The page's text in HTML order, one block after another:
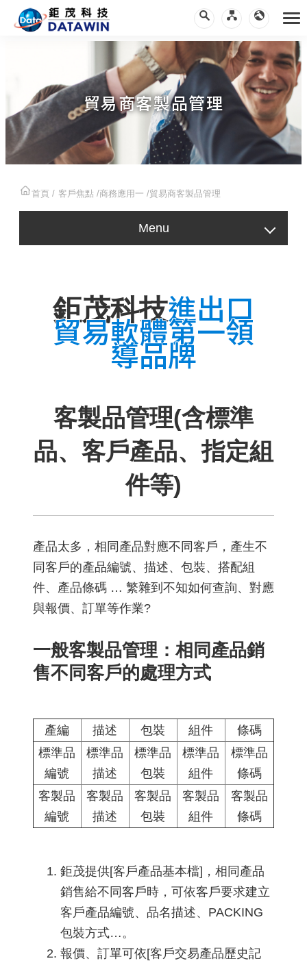
貿易商客製品管理
首頁 客戶焦點 商務應用一 貿易商客製品管理
Menu
鉅茂科技進出口
貿易軟體第一領
導品牌
客製品管理(含標準
品、客戶產品、指定組
件等)
產品太多，相同產品對應不同客戶，產生不
同客戶的產品編號、描述、包裝、搭配組
件、產品條碼 … 繁雜到不知如何查詢、對應
與報價、訂單等作業?
一般客製品管理：相同產品銷
售不同客戶的處理方式
產編 描述 包裝 組件
條碼
標準品
編號
標準品
描述
標準品
包裝
標準品
組件
標準品
條碼
客製品
編號
客製品
描述
客製品
包裝
客製品
組件
客製品
條碼
鉅茂提供[客戶產品基本檔]，相同產品
銷售給不同客戶時，可依客戶要求建立
客戶產品編號、品名描述、PACKING
包裝方式…。
報價、訂單可依[客戶交易產品歷史記